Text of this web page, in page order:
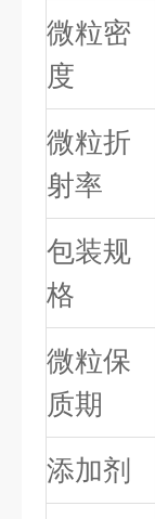
微粒密
度
微粒折
射率
包装规
格
微粒保
质期
添加剂